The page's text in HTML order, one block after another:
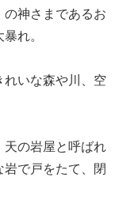
の神さまであるお
れ。
れいな森や川、空
天の岩屋と呼ばれ
で戸をたて、閉